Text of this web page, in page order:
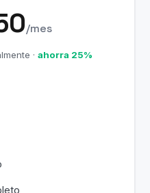
/mes
· ahorra 25%